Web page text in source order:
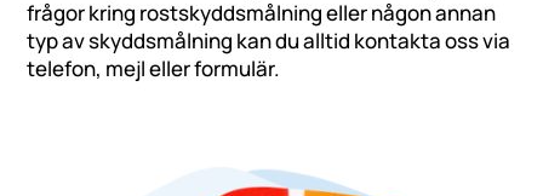
frågor kring rostskyddsmålning eller någon annan
typ av skyddsmålning kan du alltid kontakta oss via
telefon, mejl eller formulär.